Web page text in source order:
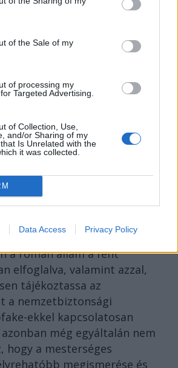
of the Sale of my
of processing my
Targeted Advertising.
of Collection, Use,
and/or Sharing of my
Is Unrelated with the
it was collected.
Data Access Privacy Policy
számára szerveztek. A
és az ICD által szervezett
az oktatási technológia,
oktatás
napján az ICD két GPT-
Az első a „Digital
Teacher Assistant”
oktatói asszisztens),
útmutatást, ötleteket és
a tanároknak a digitális
a román állam a fent
elfoglalva, valamint azzal,
tájékoztassa az
a nemzetbiztonsági
ekkel kapcsolatosan
azonban még egyáltalán nem
hogy a mesterséges
megismerése és